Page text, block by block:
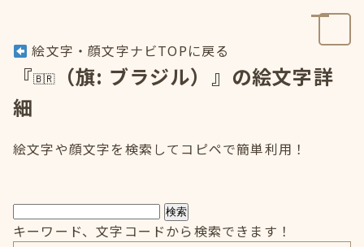
絵文字・顔文字ナビTOPに戻る
『
（旗: ブラジル）』の絵文字詳
細
絵文字や顔文字を検索してコピペで簡単利用！
検索
キーワード、文字コードから検索できます！